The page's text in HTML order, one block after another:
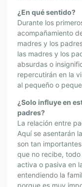
I
Ñ
O
S
,
P
E
O
T
A
M
B
I
É
¿En qué sentido?
Durante los
acompañamiento
madres y los
las madres y los
absurdas o
repercutirán en la
al pequeño o
¿Solo influye en
padres?
La relación entre
Aquí se asentarán
son tan
que no recibe,
activa o pasiva en
entendiendo la
porque es muy